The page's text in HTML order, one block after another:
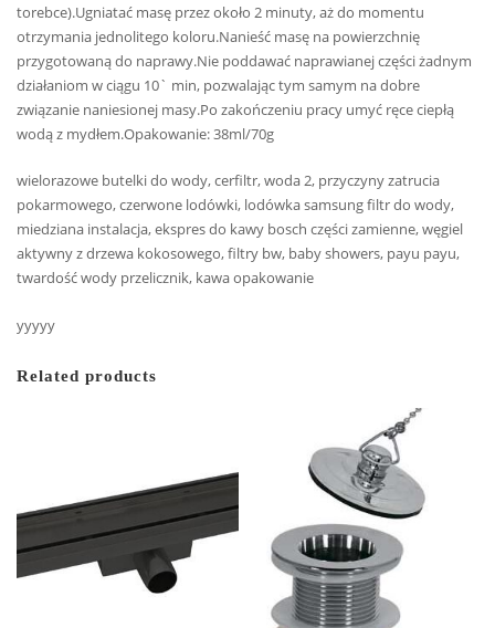
torebce).Ugniatać masę przez około 2 minuty, aż do momentu
otrzymania jednolitego koloru.Nanieść masę na powierzchnię
przygotowaną do naprawy.Nie poddawać naprawianej części żadnym
działaniom w ciągu 10` min, pozwalając tym samym na dobre
związanie naniesionej masy.Po zakończeniu pracy umyć ręce ciepłą
wodą z mydłem.Opakowanie: 38ml/70g
wielorazowe butelki do wody, cerfiltr, woda 2, przyczyny zatrucia
pokarmowego, czerwone lodówki, lodówka samsung filtr do wody,
miedziana instalacja, ekspres do kawy bosch części zamienne, węgiel
aktywny z drzewa kokosowego, filtry bw, baby showers, payu payu,
twardość wody przelicznik, kawa opakowanie
yyyyy
Related products